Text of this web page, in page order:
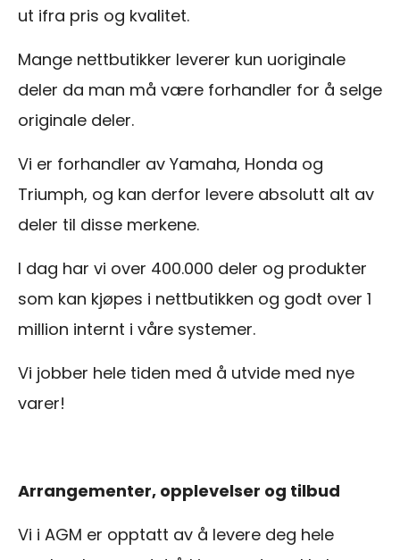
ut ifra pris og kvalitet.
Mange nettbutikker leverer kun uoriginale
deler da man må være forhandler for å selge
originale deler.
Vi er forhandler av Yamaha, Honda og
Triumph, og kan derfor levere absolutt alt av
deler til disse merkene.
I dag har vi over 400.000 deler og produkter
som kan kjøpes i nettbutikken og godt over 1
million internt i våre systemer.
Vi jobber hele tiden med å utvide med nye
varer!
Arrangementer, opplevelser og tilbud
Vi i AGM er opptatt av å levere deg hele